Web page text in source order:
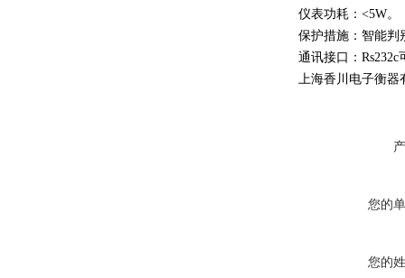
仪表功耗：<5W。
保护措施：智能判
通讯接口：
上海香川电子衡器
您的
您的